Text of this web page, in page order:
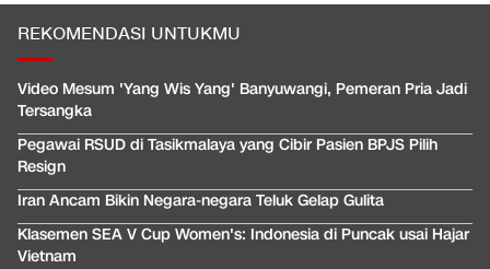
REKOMENDASI UNTUKMU
Video Mesum 'Yang Wis Yang' Banyuwangi, Pemeran Pria Jadi
Tersangka
Pegawai RSUD di Tasikmalaya yang Cibir Pasien BPJS Pilih
Resign
Iran Ancam Bikin Negara-negara Teluk Gelap Gulita
Klasemen SEA V Cup Women's: Indonesia di Puncak usai Hajar
Vietnam